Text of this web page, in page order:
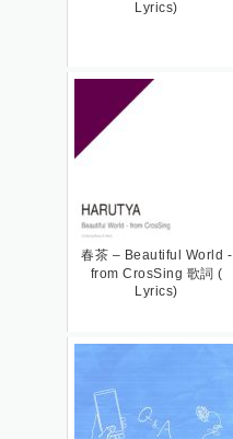
Lyrics)
春茶 – Beautiful World -
from CrosSing 歌詞 (
Lyrics)